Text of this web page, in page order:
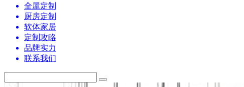
全屋定制
厨房定制
软体家居
定制攻略
品牌实力
联系我们